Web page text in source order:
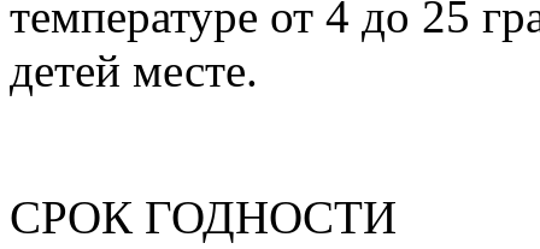
температуре от 4 до 25
детей месте.
СРОК ГОДНОСТИ